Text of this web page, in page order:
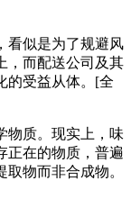
似是为了规避风
，而配送公司及其
的受益从体。[全
质。现实上，味
正在的物质，普遍
物而非合成物。